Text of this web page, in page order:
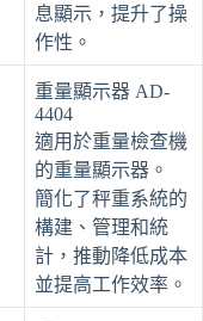
息顯示，提升了操
作性。
重量顯示器 AD-
4404
適用於重量檢查機
的重量顯示器。
簡化了秤重系統的
構建、管理和統
計，推動降低成本
並提高工作效率。